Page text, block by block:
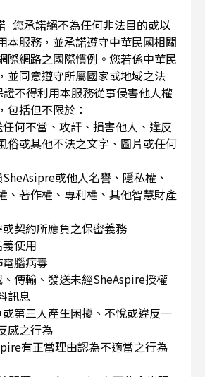
您承諾絕不為任何非法目的或以
本服務，並承諾遵守中華民國相關
際網路之國際慣例。您若係中華民
並同意遵守所屬國家或地域之法
不得利用本服務從事侵害他人權
包括但不限於：
任何不當、攻訐、損害他人、違反
俗或其他不法之文字、圖片或任何
SheAsipre或他人名譽、隱私權、
、著作權、專利權、其他智慧財產
或契約所應負之保密義務
義使用
電腦病毒
、傳輸、發送未經SheAspire授權
訊息
或第三人產生困擾、不悅或違反一
感之行為
有正當理由認為不適當之行為